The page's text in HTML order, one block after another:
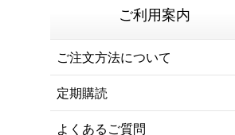
ご利用案内
ご注文方法について
定期購読
よくあるご質問